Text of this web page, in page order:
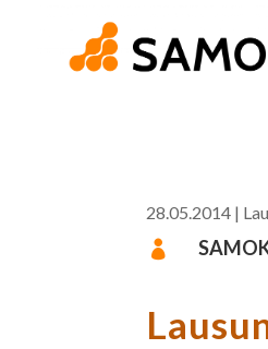
28.05.2014 |
